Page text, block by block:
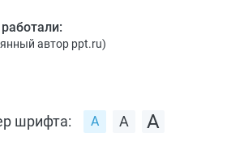
автор ppt.ru)
шрифта: